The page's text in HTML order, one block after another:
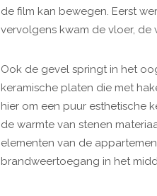
de film kan bewegen. Eerst
vervolgens kwam de vloer,
Ook de gevel springt in het
keramische platen die met
hier om een puur esthetische
de warmte van stenen
elementen van de
brandweertoegang in het